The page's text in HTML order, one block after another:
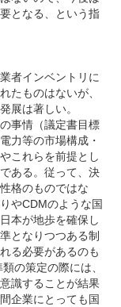
となる、という指
者インベントリに
たものはないが、
展は著しい。
事情（議定書目標
力等の市場構成・
これらを前提とし
ある。従って、決
格のものではな
やCDMのような国
本が地歩を確保し
となりつつある制
る必要があるのも
の策定の際には、
識することが結果
企業にとっても国